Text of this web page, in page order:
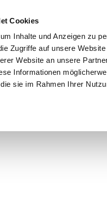
Cookies
Inhalte und Anzeigen zu
Zugriffe auf unsere
Website an unsere
Informationen
sie im Rahmen Ihrer